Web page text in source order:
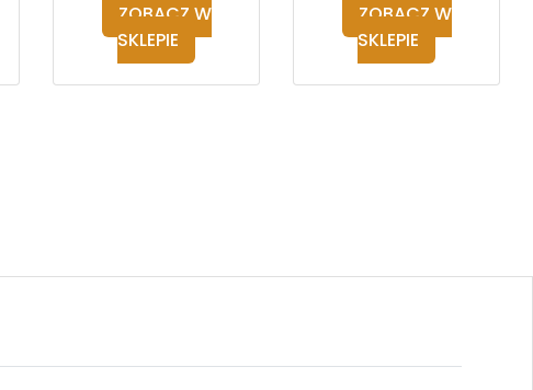
ZOBACZ W
SKLEPIE
ZOBACZ W
SKLEPIE